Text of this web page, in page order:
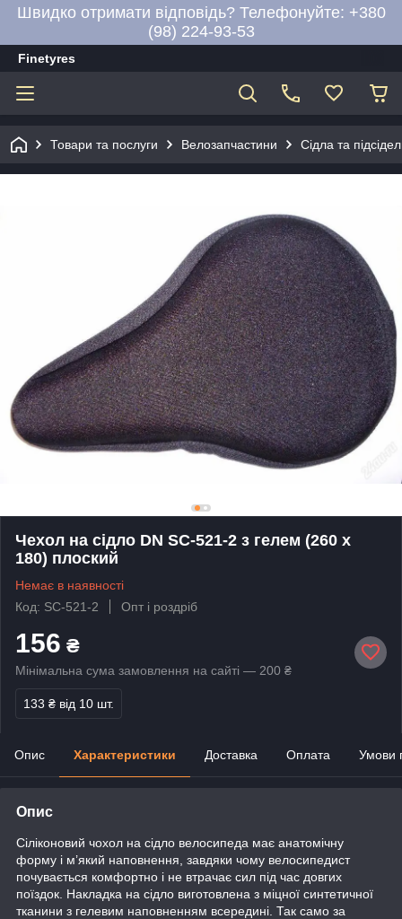
Швидко отримати відповідь? Телефонуйте: +380
(98) 224-93-53
Finetyres
Товари та послуги Велозапчастини Сідла та
Чехол на сідло DN SC-521-2 з гелем (260 x
180) плоский
Немає в наявності
Код: SC-521-2
Опт і роздріб
156 ₴
Мінімальна сума замовлення на сайті — 200 ₴
133 ₴ від 10 шт.
Опис Характеристики Доставка Оплата Умови
Опис
Сіліконовий чохол на сідло велосипеда має анатомічну
форму і м’який наповнення, завдяки чому велосипедист
почувається комфортно і не втрачає сил під час довгих
поїздок. Накладка на сідло виготовлена з міцної синтетичної
тканини з гелевим наповненням всередині. Так само за